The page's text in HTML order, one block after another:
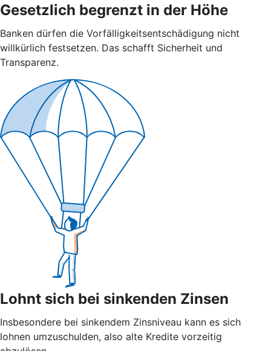
Gesetzlich begrenzt in der Höhe
Banken dürfen die Vorfälligkeitsentschädigung nicht
willkürlich festsetzen. Das schafft Sicherheit und
Transparenz.
Lohnt sich bei sinkenden Zinsen
Insbesondere bei sinkendem Zinsniveau kann es sich
lohnen umzuschulden, also alte Kredite vorzeitig